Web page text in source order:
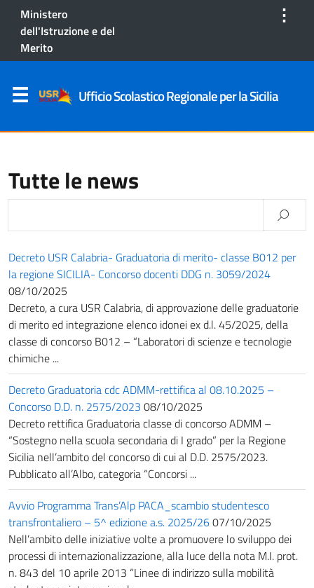
Ministero
dell'Istruzione e del
Merito
⋮
Ufficio Scolastico Regionale per la Sicilia
Tutte le news
Decreto USR Calabria- Graduatoria di merito- classe B012 per
la regione SICILIA- Concorso docenti DDG n. 3059/2024
08/10/2025
Decreto, a cura USR Calabria, di approvazione delle graduatorie
di merito ed integrazione elenco idonei ex d.l. 45/2025, della
classe di concorso B012 – “Laboratori di scienze e tecnologie
chimiche ...
Decreto Graduatoria cdc ADMM-rettifica al 08.10.2025 –
Concorso D.D. n. 2575/2023 08/10/2025
Decreto rettifica Graduatoria classe di concorso ADMM –
“Sostegno nella scuola secondaria di I grado” per la Regione
Sicilia nell’ambito del concorso di cui al D.D. 2575/2023.
Pubblicato all’Albo, categoria “Concorsi ...
Avvio Programma Trans’Alp PACA_scambio studentesco
transfrontaliero – 5^ edizione a.s. 2025/2607/10/2025
Nell’ambito delle iniziative volte a promuovere lo sviluppo dei
processi di internazionalizzazione, alla luce della nota M.I. prot.
n. 843 del 10 aprile 2013 “Linee di indirizzo sulla mobilità